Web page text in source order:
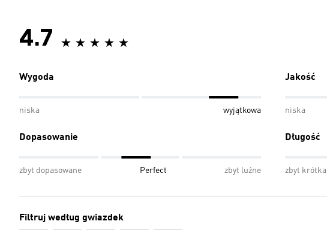
4.7
Wygoda
niska wyjątkowa
Jakość
niska
Dopasowanie
zbyt dopasowane Perfect zbyt luźne
Długość
zbyt krótka
Filtruj według gwiazdek